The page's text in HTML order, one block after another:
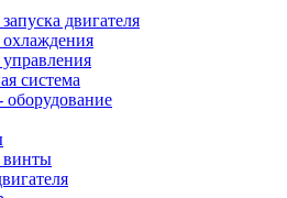
двигателя
система
оборудование
винты